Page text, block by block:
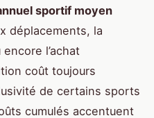
sportif moyen
déplacements, la
l’achat
coût toujours
de certains sports
cumulés accentuent